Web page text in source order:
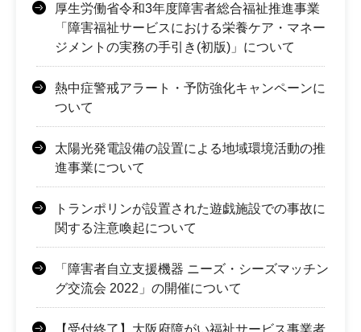
厚生労働省令和3年度障害者総合福祉推進事業
「障害福祉サービスにおける栄養ケア・マネー
ジメントの実務の手引き(初版)」について
熱中症警戒アラート・予防強化キャンペーンに
ついて
太陽光発電設備の設置による地域環境活動の推
進事業について
トランポリンが設置された遊戯施設での事故に
関する注意喚起について
「障害者自立支援機器 ニーズ・シーズマッチン
グ交流会 2022」の開催について
【受付終了】大阪府障がい福祉サービス事業者